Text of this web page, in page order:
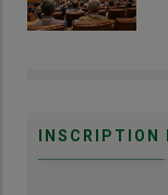
INSCRIPTION